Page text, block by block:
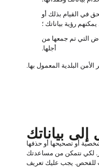
في القيام بذلك أو
رؤية بياناتك ؛
التي تم جمعها من
أجلها.
الأمن البلدية المعمول بها.
بياناتك
أو تصحيحها أو حذفها
لكي نتمكن من مساعدتك
يجب عليك تعريف